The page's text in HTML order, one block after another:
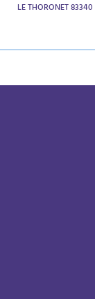
LE THORONET 83340